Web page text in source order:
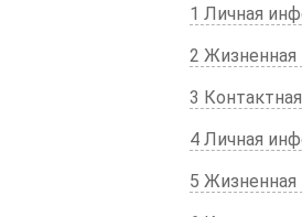
1 Личная
2 Жизненная
3
4 Личная
5 Жизненная